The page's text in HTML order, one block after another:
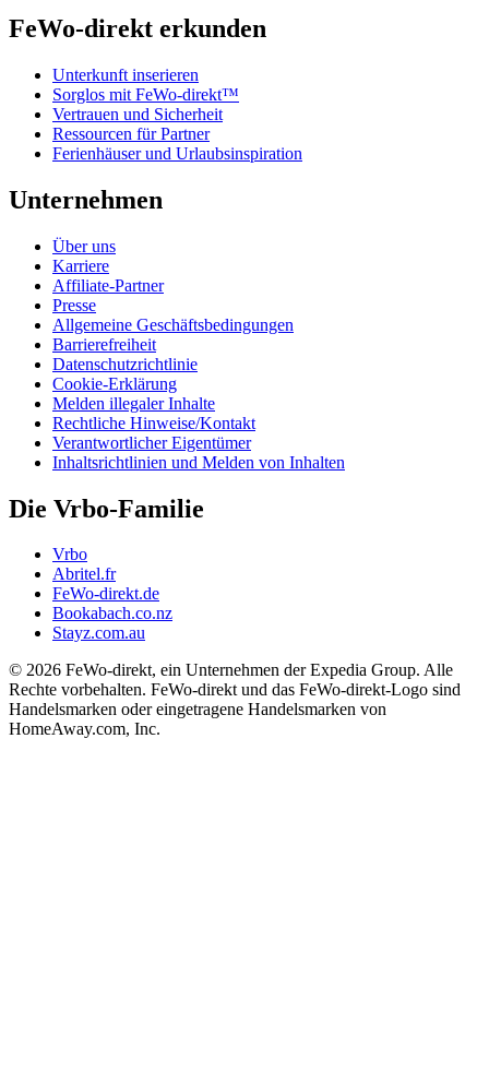
FeWo-direkt erkunden
Unterkunft inserieren
Sorglos mit FeWo-direkt™
Vertrauen und Sicherheit
Ressourcen für Partner
Ferienhäuser und Urlaubsinspiration
Unternehmen
Über uns
Karriere
Affiliate-Partner
Presse
Allgemeine Geschäftsbedingungen
Barrierefreiheit
Datenschutzrichtlinie
Cookie-Erklärung
Melden illegaler Inhalte
Rechtliche Hinweise/Kontakt
Verantwortlicher Eigentümer
Inhaltsrichtlinien und Melden von Inhalten
Die Vrbo-Familie
Vrbo
Abritel.fr
FeWo-direkt.de
Bookabach.co.nz
Stayz.com.au
© 2026 FeWo-direkt, ein Unternehmen der Expedia Group. Alle
Rechte vorbehalten. FeWo-direkt und das FeWo-direkt-Logo sind
Handelsmarken oder eingetragene Handelsmarken von
HomeAway.com, Inc.